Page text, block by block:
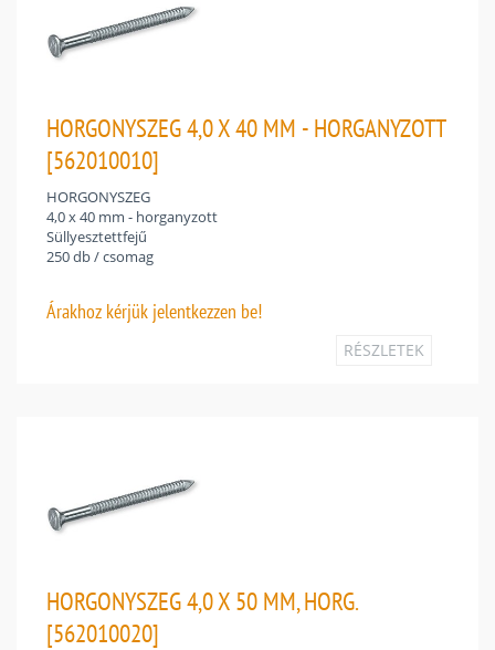
HORGONYSZEG 4,0 X 40 MM - HORGANYZOTT
[562010010]
HORGONYSZEG
4,0 x 40 mm - horganyzott
Süllyesztettfejű
250 db / csomag
Árakhoz kérjük jelentkezzen be!
RÉSZLETEK
HORGONYSZEG 4,0 X 50 MM, HORG.
[562010020]